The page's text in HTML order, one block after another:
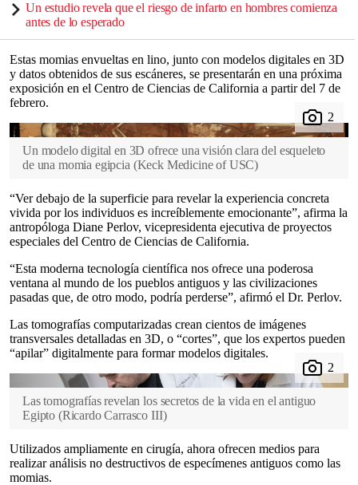
Un estudio revela que el riesgo de infarto en hombres comienza
antes de lo esperado
Estas momias envueltas en lino, junto con modelos digitales en 3D
y datos obtenidos de sus escáneres, se presentarán en una próxima
exposición en el Centro de Ciencias de California a partir del 7 de
febrero.
Un modelo digital en 3D ofrece una visión clara del esqueleto
de una momia egipcia (Keck Medicine of USC)
“Ver debajo de la superficie para revelar la experiencia concreta
vivida por los individuos es increíblemente emocionante”, afirma la
antropóloga Diane Perlov, vicepresidenta ejecutiva de proyectos
especiales del Centro de Ciencias de California.
“Esta moderna tecnología científica nos ofrece una poderosa
ventana al mundo de los pueblos antiguos y las civilizaciones
pasadas que, de otro modo, podría perderse”, afirmó el Dr. Perlov.
Las tomografías computarizadas crean cientos de imágenes
transversales detalladas en 3D, o “cortes”, que los expertos pueden
“apilar” digitalmente para formar modelos digitales.
Las tomografías revelan los secretos de la vida en el antiguo
Egipto (Ricardo Carrasco III)
Utilizados ampliamente en cirugía, ahora ofrecen medios para
realizar análisis no destructivos de especímenes antiguos como las
momias.